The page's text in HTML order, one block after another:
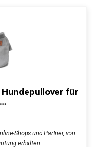
für
Shops und Partner, von
erhalten.